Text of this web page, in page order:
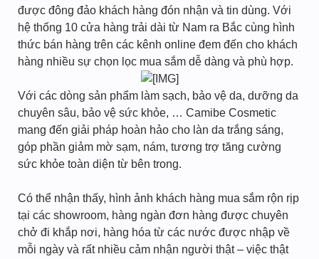
được đông đảo khách hàng đón nhận và tin dùng. Với
hệ thống 10 cửa hàng trải dài từ Nam ra Bắc cùng hình
thức bán hàng trên các kênh online đem đến cho khách
hàng nhiều sự chọn lọc mua sắm dễ dàng và phù hợp.
Với các dòng sản phẩm làm sạch, bảo vệ da, dưỡng da
chuyên sâu, bảo vệ sức khỏe, … Camibe Cosmetic
mang đến giải pháp hoàn hảo cho làn da trắng sáng,
góp phần giảm mờ sạm, nám, tương trợ tăng cường
sức khỏe toàn diện từ bên trong.
Có thể nhận thấy, hình ảnh khách hàng mua sắm rộn rịp
tại các showroom, hàng ngàn đơn hàng được chuyên
chở đi khắp nơi, hàng hóa từ các nước được nhập về
mỗi ngày và rất nhiều cảm nhận người thật – việc thật